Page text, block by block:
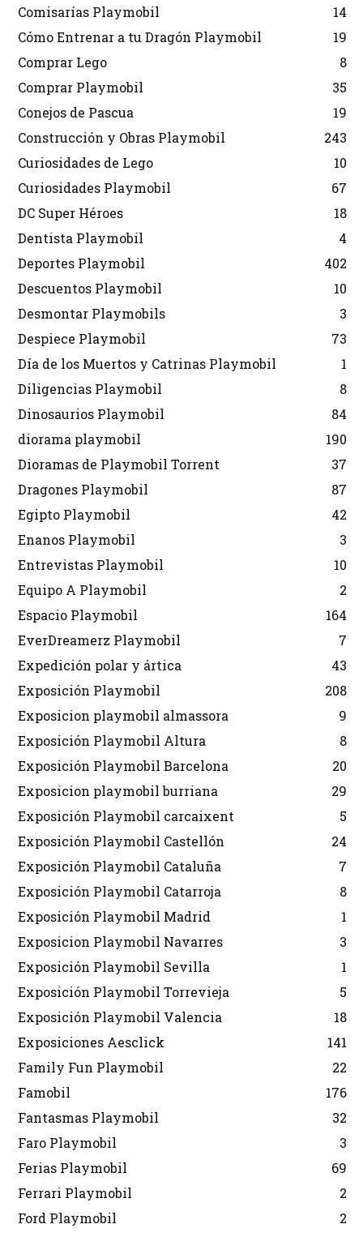
Comisarías Playmobil
14
Cómo Entrenar a tu Dragón Playmobil
19
Comprar Lego
8
Comprar Playmobil
35
Conejos de Pascua
19
Construcción y Obras Playmobil
243
Curiosidades de Lego
10
Curiosidades Playmobil
67
DC Super Héroes
18
Dentista Playmobil
4
Deportes Playmobil
402
Descuentos Playmobil
10
Desmontar Playmobils
3
Despiece Playmobil
73
Día de los Muertos y Catrinas Playmobil
1
Diligencias Playmobil
8
Dinosaurios Playmobil
84
diorama playmobil
190
Dioramas de Playmobil Torrent
37
Dragones Playmobil
87
Egipto Playmobil
42
Enanos Playmobil
3
Entrevistas Playmobil
10
Equipo A Playmobil
2
Espacio Playmobil
164
EverDreamerz Playmobil
7
Expedición polar y ártica
43
Exposición Playmobil
208
Exposicion playmobil almassora
9
Exposición Playmobil Altura
8
Exposición Playmobil Barcelona
20
Exposicion playmobil burriana
29
Exposición Playmobil carcaixent
5
Exposición Playmobil Castellón
24
Exposición Playmobil Cataluña
7
Exposición Playmobil Catarroja
8
Exposición Playmobil Madrid
1
Exposicion Playmobil Navarres
3
Exposición Playmobil Sevilla
1
Exposición Playmobil Torrevieja
5
Exposición Playmobil Valencia
18
Exposiciones Aesclick
141
Family Fun Playmobil
22
Famobil
176
Fantasmas Playmobil
32
Faro Playmobil
3
Ferias Playmobil
69
Ferrari Playmobil
2
Ford Playmobil
2